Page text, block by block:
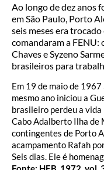
Ao longo de dez anos
em São Paulo, Porto
seis meses era
comandaram a FENU:
Chaves e Syzeno
brasileiros para
Em 19 de maio de
mesmo ano iniciou a
brasileiro perdeu a vida
Cabo Adalberto Ilha de
contingentes de Porto
acampamento Rafah
Seis dias. Ele é